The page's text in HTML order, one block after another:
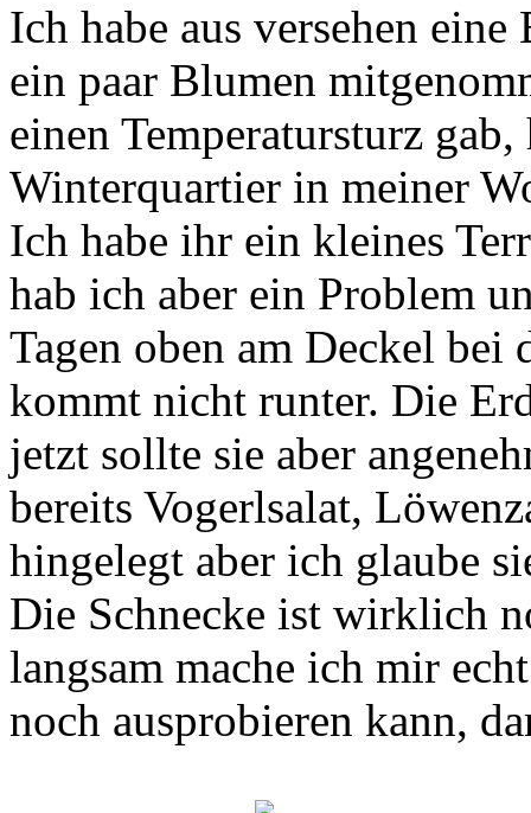
Ich habe aus versehen
ein paar Blumen
einen Temperatursturz
Winterquartier in meiner
Ich habe ihr ein kleines
hab ich aber ein Problem
Tagen oben am Deckel
kommt nicht runter. Die
jetzt sollte sie aber
bereits Vogerlsalat,
hingelegt aber ich glaube
Die Schnecke ist wirklich
langsam mache ich mir
noch ausprobieren kann,